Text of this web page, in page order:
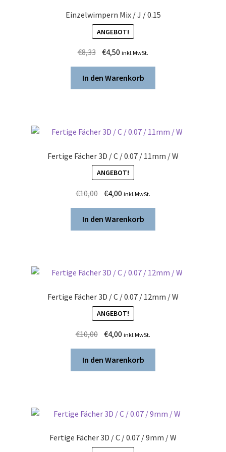
Einzelwimpern Mix / J / 0.15
ANGEBOT!
€8,33 Ursprünglicher
Preis
war:
€8,33
€4,50 Aktueller
Preis
ist:
€4,50.
inkl.MwSt.
In den Warenkorb
Fertige Fächer 3D / C / 0.07 / 11mm / W
ANGEBOT!
€10,00 Ursprünglicher
war:
€10,00
€4,00 Aktueller
ist:
€4,00.
inkl.MwSt.
In den Warenkorb
Fertige Fächer 3D / C / 0.07 / 12mm / W
ANGEBOT!
€10,00 Ursprünglicher
Preis
war:
€10,00
€4,00 Aktueller
Preis
ist:
€4,00.
inkl.MwSt.
In den Warenkorb
Fertige Fächer 3D / C / 0.07 / 9mm / W